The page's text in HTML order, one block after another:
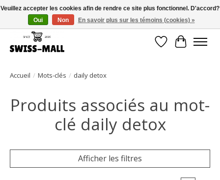
Livraison gratuite dès CHF 250 – livrée avec soin et fiabilité
Liste dePanier
Accueil / Mots-clés / daily detox
Produits associés au mot-
clé daily detox
Afficher les filtres
Veuillez accepter les cookies afin de rendre ce site plus fonctionnel. D'accord?
Oui
Non En savoir plus sur les témoins (cookies) »